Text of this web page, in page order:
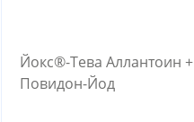
Йокс®-Тева Аллантоин +
Повидон-Йод